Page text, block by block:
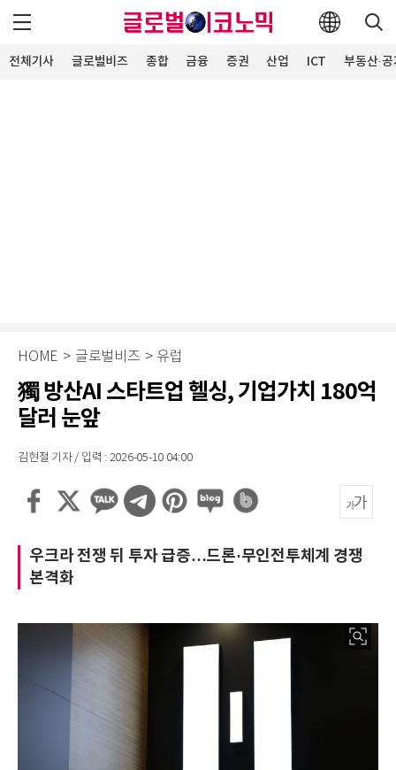
전체기사 글로벌비즈 종합 금융 증권 산업 ICT 부동산·
HOME > 글로벌비즈 > 유럽
獨 방산AI 스타트업 헬싱, 기업가치 180억
달러 눈앞
김현철 기자 / 입력 : 2026-05-10 04:00
우크라 전쟁 뒤 투자 급증…드론·무인전투체계 경쟁
본격화